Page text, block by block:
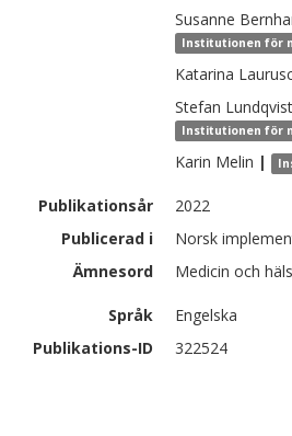
Susanne
Institutionen för
Katarina
Stefan Lundqvist
Institutionen för
Karin Melin |
Publikationsår
2022
Publicerad i
Norsk
Ämnesord
Medicin och
Språk
Engelska
Publikations-ID
322524